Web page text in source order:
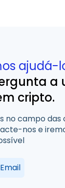
ajudá-
a
cripto.
no campo
nos e
Email